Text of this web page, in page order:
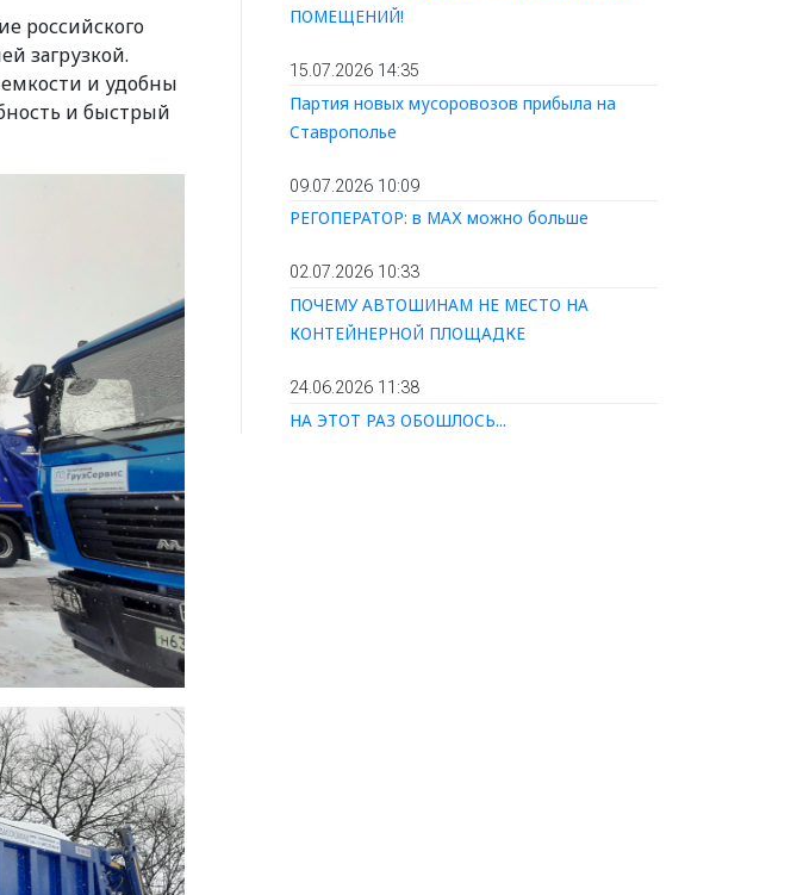
российского
загрузкой.
и удобны
и быстрый
ПОМЕЩЕНИЙ!
15.07.2026 14:35
Партия новых мусоровозов прибыла на
Ставрополье
09.07.2026 10:09
РЕГОПЕРАТОР: в МАХ можно больше
02.07.2026 10:33
ПОЧЕМУ АВТОШИНАМ НЕ МЕСТО НА
КОНТЕЙНЕРНОЙ ПЛОЩАДКЕ
24.06.2026 11:38
НА ЭТОТ РАЗ ОБОШЛОСЬ...